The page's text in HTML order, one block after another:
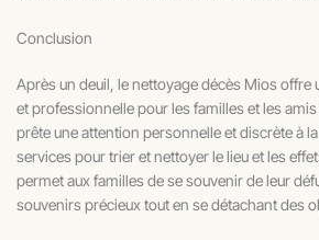
Conclusion
Après un deuil, le nettoyage décès Mios offre
et professionnelle pour les familles et les
prête une attention personnelle et discrète à
services pour trier et nettoyer le lieu et les
permet aux familles de se souvenir de leur
souvenirs précieux tout en se détachant des